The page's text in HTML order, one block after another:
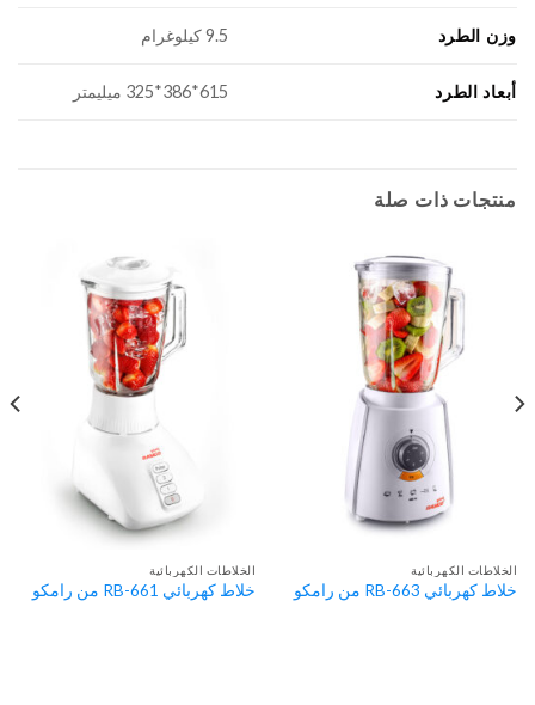
وزن الطرد 9.5 كيلوغرام
أبعاد الطرد 615*386*325 ميليمتر
منتجات ذات صلة
الخلاطات الكهربائية
خلاط كهربائي RB-663 من رامكو
الخلاطات الكهربائية
خلاط كهربائي RB-661 من رامكو